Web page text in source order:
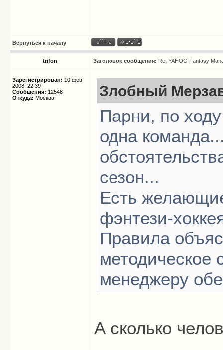
Вернуться к началу
trifon Заголовок сообщения: Re: YAHOO Fantasy
Зарегистрирован: 10 фев
2008, 22:39
Сообщения: 12548
Откуда: Москва Злобный
Парни, по
одна
сезон...
Есть
фэнтези-
Правила
методическое
менеджеру
А сколько